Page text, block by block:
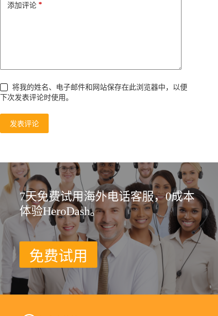
添加评论 *
将我的姓名、电子邮件和网站保存在此浏览器中，以便
下次发表评论时使用。
发表评论
7天免费试用海外电话客服，0成本
体验HeroDash。
免费试用